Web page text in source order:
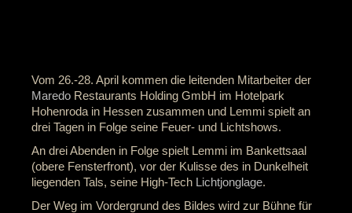
Vom 26.-28. April kommen die leitenden Mitarbeiter der
Maredo Restaurants Holding GmbH im Hotelpark
Hohenroda in Hessen zusammen und Lemmi spielt an
drei Tagen in Folge seine Feuer- und Lichtshows.
An drei Abenden in Folge spielt Lemmi im Bankettsaal
(obere Fensterfront), vor der Kulisse des in Dunkelheit
liegenden Tals, seine High-Tech Lichtjonglage.
Der Weg im Vordergrund des Bildes wird zur Bühne für